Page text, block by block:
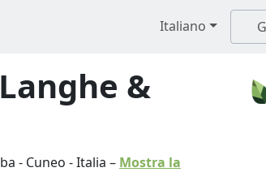
Italiano
&
- Cuneo -Italia – Mostra la